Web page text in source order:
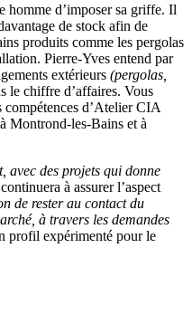
homme d’imposer sa griffe. Il
de stock afin de
produits comme les pergolas
Pierre-Yves entend par
extérieurs (pergolas,
le chiffre d’affaires. Vous
compétences d’Atelier CIA
Montrond-les-Bains et à
avec des projets qui donne
à assurer l’aspect
de rester au contact du
à travers les demandes
profil expérimenté pour le